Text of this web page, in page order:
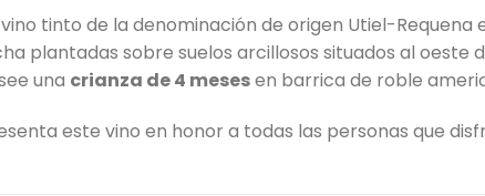
tinto de la denominación de origen Utiel-Requena
plantadas sobre suelos arcillosos situados al oeste
una crianza de4 mesesen barrica de roble
este vino en honor a todas las personas que